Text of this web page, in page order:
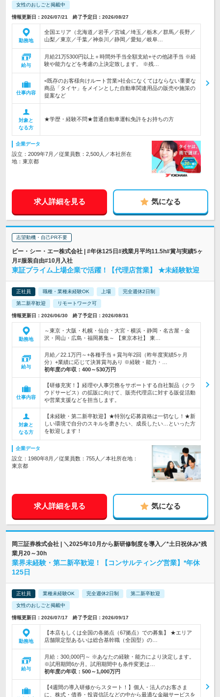
女性のおしごと掲載中
情報更新日：2026/07/21 終了予定日：2026/08/27
勤務地
全国エリア（北海道／岩手／宮城／埼玉／栃木／群馬／長野／
山梨／東京／千葉／神奈川／静岡／愛知／岐阜…
給与
月給21万5300円以上＋時間外手当全額支給+その他諸手当 ※経
験や能力などを考慮の上決定致します。 ※残…
仕事内容
<既存のお客様向けルート営業>社会になくてはならない重要な
商品「タイヤ」をメインとした自動車関連用品の販売や施策の
提案など
対象と
なる方
★学歴・経験不問★普通自動車運転免許をお持ちの方
企業データ
設立：2009年7月／従業員数：2,500人／本社所在
地：東京都
求人詳細を見る 気になる
志望動機・自己PR不要
ピー・シー・エー株式会社 | #年休125日#残業月平均11.5h#賞与実績5ヶ
月#服装自由#10月入社
東証プライム上場企業で活躍！【代理店営業】 ★未経験歓迎
正社員 職種・業種未経験OK 上場 完全週休2日制
第二新卒歓迎 リモートワーク可
情報更新日：2026/06/30 終了予定日：2026/08/31
勤務地
～東京・大阪・札幌・仙台・大宮・横浜・静岡・名古屋・金
沢・岡山・広島・福岡募集～ 【東京本社】 東…
給与
月給／22.1万円～+各種手当＋賞与年2回（昨年度実績5ヶ月
分）+業績に応じて決算賞与あり ※経験・能力・…
初年度の年収： 400～530万円
仕事内容
【研修充実！】経理や人事労務をサポートする自社製品（クラ
ウドサービス）の拡販に向けて、販売代理店に対する販促活動
や営業支援などを担当します。
対象と
なる方
【未経験・第二新卒歓迎】★特別な応募資格は一切なし！★新
しい環境で自分のスキルを磨きたい、成長したい…といった方
を歓迎します！
企業データ
設立：1980年8月／従業員数：755人／本社所在地：
東京都
求人詳細を見る 気になる
岡三証券株式会社 | ＼2025年10月から新研修制度を導入／*土日祝休み*残
業月20～30h
業界未経験・第二新卒歓迎！【コンサルティング営業】*年休
125日
正社員 業種未経験OK 完全週休2日制 第二新卒歓迎
女性のおしごと掲載中
情報更新日：2026/07/17 終了予定日：2026/09/17
勤務地
【本店もしくは全国の各拠点（67拠点）での募集】 ★エリア
店舗限定型あるいは総合基幹職（全国型）の…
給与
月給：300,000円～ ※あなたの経験・能力により決定します。
※試用期間6か月。試用期間中も条件変更は…
初年度の年収： 500～1,000万円
【4週間の導入研修からスタート！】個人・法人のお客さま
に、株式・債券・投資信託などの中から最適な金融サービスを